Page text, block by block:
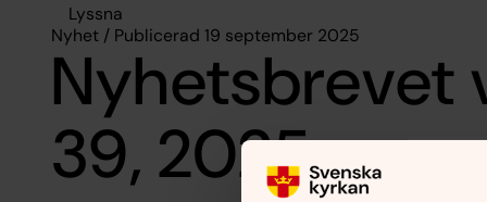
Lyssna
Nyhet / Publicerad 19 september 2025
Nyhetsbrevet
39, 2025